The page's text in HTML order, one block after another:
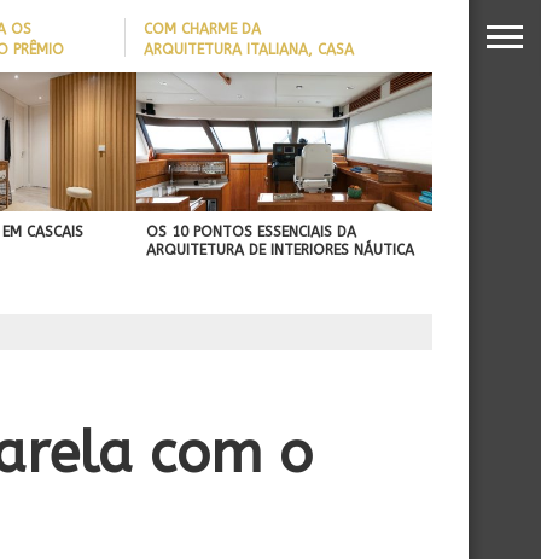
OS
PRÊMIO
DA
COM CHARME DA
ARQUITETURA ITALIANA, CASA
DE VILA COM 120M² GANHA
‘CARTÃO DE VISITAS’ COM
PAREDE DE TIJOLOS
APARENTES; CONFIRA
CASCAIS
OS 10 PONTOS ESSENCIAIS DA
ARQUITETURA DE INTERIORES NÁUTICA
com o